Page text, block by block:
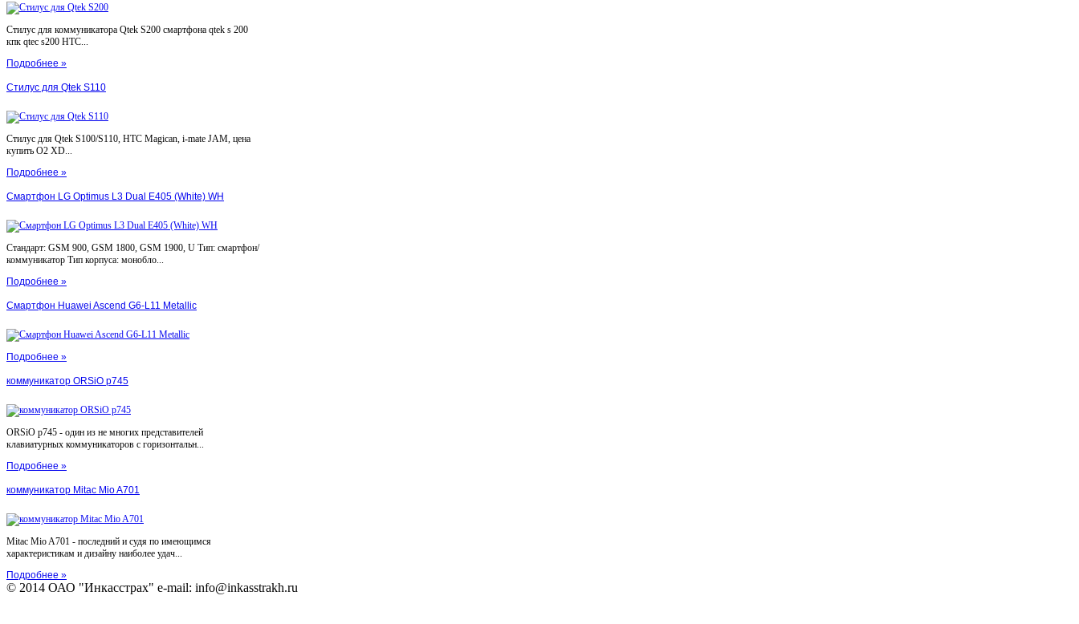
Стилус для коммуникатора Qtek S200 смартфона qtek s 200
кпк qtec s200 HTC...
Подробнее »
Стилус для Qtek S110
Стилус для Qtek S100/S110, HTC Magican, i-mate JAM, цена
купить O2 XD...
Подробнее »
Смартфон LG Optimus L3 Dual E405 (White) WH
Стандарт: GSM 900, GSM 1800, GSM 1900, U Тип: смартфон/
коммуникатор Тип корпуса: монобло...
Подробнее »
Смартфон Huawei Ascend G6-L11 Metallic
Подробнее »
коммуникатор ORSiO p745
ORSiO p745 - один из не многих представителей
клавиатурных коммуникаторов с горизонтальн...
Подробнее »
коммуникатор Mitac Mio A701
Mitac Mio A701 - последний и судя по имеющимся
характеристикам и дизайну наиболее удач...
Подробнее »
© 2014 ОАО "Инкасстрах" e-mail: info@inkasstrakh.ru